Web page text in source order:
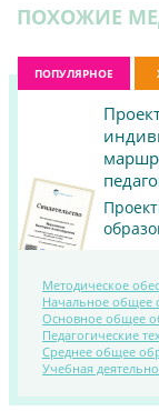
ПОХОЖИЕ
ПОПУЛЯРНОЕ
Методическое
Начальное общее
Основное общее
Педагогические
Среднее общее
Учебная